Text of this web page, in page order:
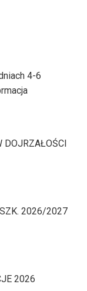
4-6
DOJRZAŁOŚCI
2026/2027
2026